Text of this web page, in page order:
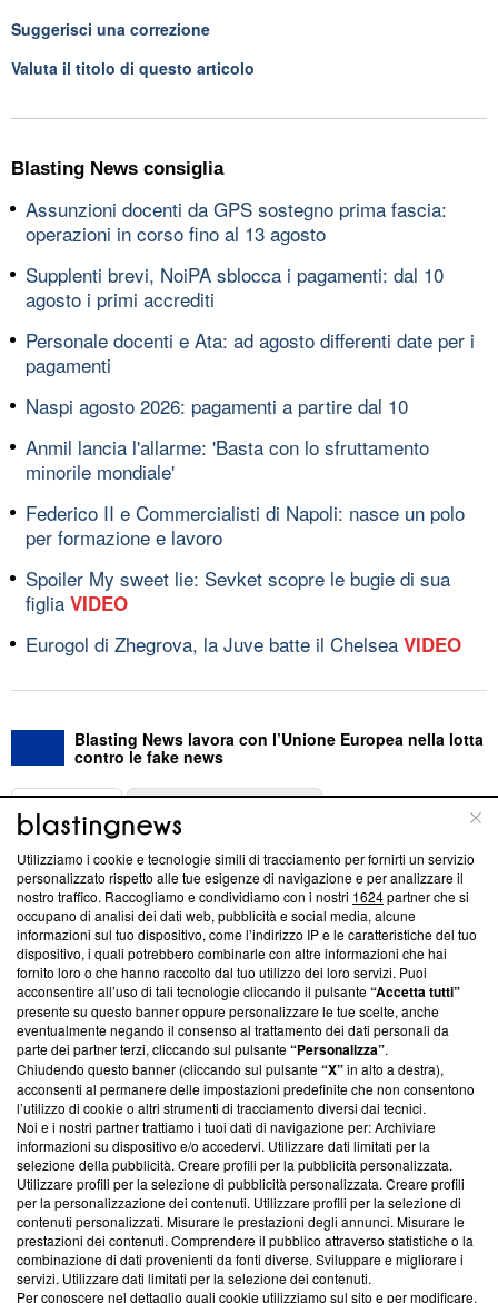
Suggerisci una correzione
Valuta il titolo di questo articolo
Blasting News consiglia
Assunzioni docenti da GPS sostegno prima fascia:
operazioni in corso fino al 13 agosto
Supplenti brevi, NoiPA sblocca i pagamenti: dal 10
agosto i primi accrediti
Personale docenti e Ata: ad agosto differenti date per i
pagamenti
Naspi agosto 2026: pagamenti a partire dal 10
Anmil lancia l'allarme: 'Basta con lo sfruttamento
minorile mondiale'
Federico II e Commercialisti di Napoli: nasce un polo
per formazione e lavoro
Spoiler My sweet lie: Sevket scopre le bugie di sua
figlia VIDEO
Eurogol di Zhegrova, la Juve batte il Chelsea VIDEO
Blasting News lavora con l’Unione Europea nella lotta
contro le fake news
ABOUT
Questa sezione offre informazioni trasparenti su Blasting
News, sui nostri processi editoriali e su come ci impegniamo a
creare news di qualità. Inoltre, afferma la nostra aderenza a
‘Trust Project - News with Integrity’Blasting News non è
ancora membro del programma, ma ha richiesto di farne
parte; Trust Project non ha ancora effettuato una verifica di
conformità agli standard.
Su di noi
Team editoriale
Corporate
Redazione
Informativa Privacy
Cookie Policy
Blasting SA, IDI CHE-247.845.224, Via Carlo Frasca, 3 - 6900
Utilizziamo i cookie e tecnologie simili di tracciamento per fornirti un servizio
personalizzato rispetto alle tue esigenze di navigazione e per analizzare il
nostro traffico. Raccogliamo e condividiamo con i nostri 1624partner che si
occupano di analisi dei dati web, pubblicità e social media, alcune
informazioni sul tuo dispositivo, come l’indirizzo IP e le caratteristiche del tuo
dispositivo, i quali potrebbero combinarle con altre informazioni che hai
fornito loro o che hanno raccolto dal tuo utilizzo dei loro servizi. Puoi
acconsentire all’uso di tali tecnologie cliccando il pulsante“Accetta tutti”
presente su questo banner oppure personalizzare le tue scelte, anche
eventualmente negando il consenso al trattamento dei dati personali da
parte dei partner terzi, cliccando sul pulsante“Personalizza”.
Chiudendo questo banner (cliccando sul pulsante“X”in alto a destra),
acconsenti al permanere delle impostazioni predefinite che non consentono
l’utilizzo di cookie o altri strumenti di tracciamento diversi dai tecnici.
Noi e i nostri partner trattiamo i tuoi dati di navigazione per: Archiviare
informazioni su dispositivo e/o accedervi. Utilizzare dati limitati per la
selezione della pubblicità. Creare profili per la pubblicità personalizzata.
Utilizzare profili per la selezione di pubblicità personalizzata. Creare profili
per la personalizzazione dei contenuti. Utilizzare profili per la selezione di
contenuti personalizzati. Misurare le prestazioni degli annunci. Misurare le
prestazioni dei contenuti. Comprendere il pubblico attraverso statistiche o la
combinazione di dati provenienti da fonti diverse. Sviluppare e migliorare i
servizi. Utilizzare dati limitati per la selezione dei contenuti.
Per conoscere nel dettaglio quali cookie utilizziamo sul sito e per modificare,